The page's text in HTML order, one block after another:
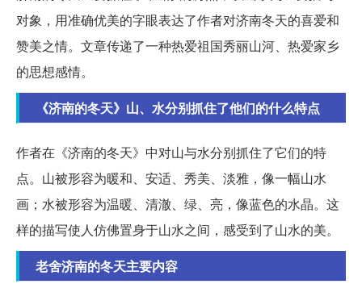
对象，用准确优美的字眼表达了作者对济南冬天的喜爱和
赞美之情。文章传递了一种热爱祖国秀丽山河、热爱家乡
的思想感情。
《济南的冬天》山、水分别抓住了他们的什么特点
作者在《济南的冬天》中对山与水分别抓住了它们的特
点。山被形容为暖和、安适、秀美、淡雅，像一幅山水
画；水被形容为温暖、清澈、绿、亮，像蓝色的水晶。这
样的描写使人仿佛置身于山水之间，感受到了山水的美。
老舍济南的冬天主要内容